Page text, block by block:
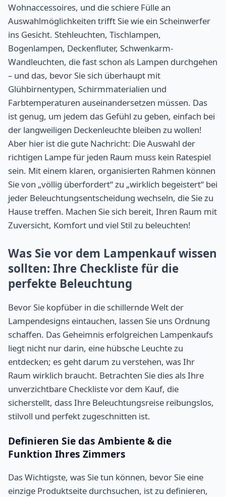
Wohnaccessoires, und die schiere Fülle an
Auswahlmöglichkeiten trifft Sie wie ein Scheinwerfer
ins Gesicht. Stehleuchten, Tischlampen,
Bogenlampen, Deckenfluter, Schwenkarm-
Wandleuchten, die fast schon als Lampen durchgehen
– und das, bevor Sie sich überhaupt mit
Glühbirnentypen, Schirmmaterialien und
Farbtemperaturen auseinandersetzen müssen. Das
ist genug, um jedem das Gefühl zu geben, einfach bei
der langweiligen Deckenleuchte bleiben zu wollen!
Aber hier ist die gute Nachricht: Die Auswahl der
richtigen Lampe für jeden Raum muss kein Ratespiel
sein. Mit einem klaren, organisierten Rahmen können
Sie von „völlig überfordert“ zu „wirklich begeistert“ bei
jeder Beleuchtungsentscheidung wechseln, die Sie zu
Hause treffen. Machen Sie sich bereit, Ihren Raum mit
Zuversicht, Komfort und viel Stil zu beleuchten!
Was Sie vor dem Lampenkauf wissen
sollten: Ihre Checkliste für die
perfekte Beleuchtung
Bevor Sie kopfüber in die schillernde Welt der
Lampendesigns eintauchen, lassen Sie uns Ordnung
schaffen. Das Geheimnis erfolgreichen Lampenkaufs
liegt nicht nur darin, eine hübsche Leuchte zu
entdecken; es geht darum zu verstehen, was Ihr
Raum wirklich braucht. Betrachten Sie dies als Ihre
unverzichtbare Checkliste vor dem Kauf, die
sicherstellt, dass Ihre Beleuchtungsreise reibungslos,
stilvoll und perfekt zugeschnitten ist.
Definieren Sie das Ambiente & die
Funktion Ihres Zimmers
Das Wichtigste, was Sie tun können, bevor Sie eine
einzige Produktseite durchsuchen, ist zu definieren,